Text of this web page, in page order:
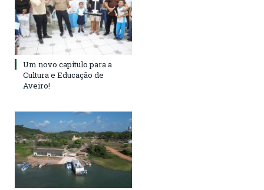
Um novo capítulo para a
Cultura e Educação de
Aveiro!